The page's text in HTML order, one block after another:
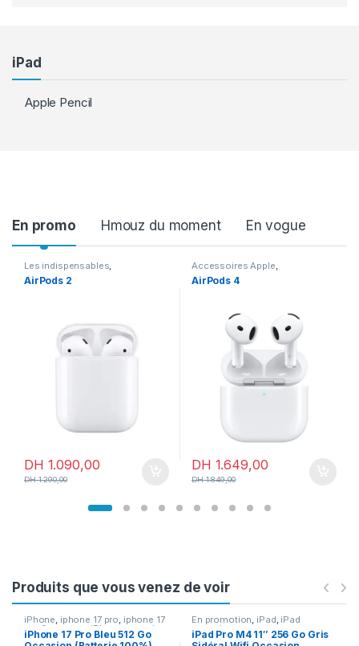
iPad
Apple Pencil
Product Carousel Tabs
En promo Hmouz du moment En vogue
Les indispensables,
Accessoires
Apple,Airpods
AirPods 2
DH 1.090,00
DH1.290,00
Accessoires Apple,
Accessoires
AirPods 4
DH 1.649,00
DH1.849,00
Produits que vous venez de voir
iPhone, iphone 17 pro, iphone 17
pro & pro max iPhone occasion
iPhone 17 Pro Bleu 512 Go
En promotion, iPad, iPad
occasion
iPad Pro M4 11″ 256 Go Gris